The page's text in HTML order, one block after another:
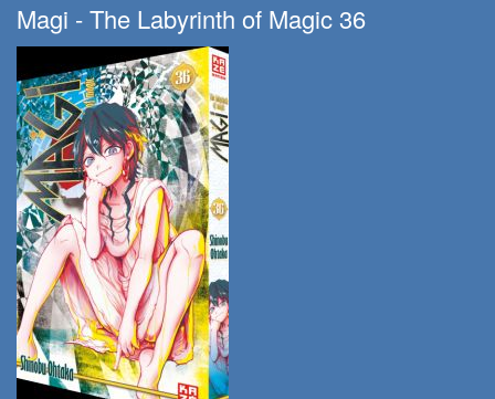
Magi - The Labyrinth of Magic 36